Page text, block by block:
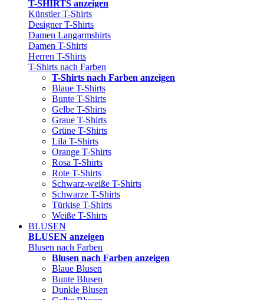
T-SHIRTS anzeigen
Künstler T-Shirts
Designer T-Shirts
Damen Langarmshirts
Damen T-Shirts
Herren T-Shirts
T-Shirts nach Farben
T-Shirts nach Farben anzeigen
Blaue T-Shirts
Bunte T-Shirts
Gelbe T-Shirts
Graue T-Shirts
Grüne T-Shirts
Lila T-Shirts
Orange T-Shirts
Rosa T-Shirts
Rote T-Shirts
Schwarz-weiße T-Shirts
Schwarze T-Shirts
Türkise T-Shirts
Weiße T-Shirts
BLUSEN
BLUSEN anzeigen
Blusen nach Farben
Blusen nach Farben anzeigen
Blaue Blusen
Bunte Blusen
Dunkle Blusen